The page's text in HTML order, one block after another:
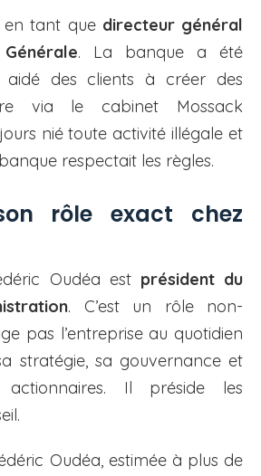
en tant que directeur général
. La banque a été
aidé des clients à créer des
via le cabinet Mossack
nié toute activité illégale et
respectait les règles.
rôle exact chez
Oudéa est président du
. C’est un rôle non-
pas l’entreprise au quotidien
stratégie, sa gouvernance et
actionnaires. Il préside les
Oudéa, estimée à plus de